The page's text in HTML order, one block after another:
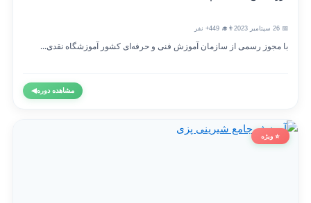
👨‍🎓 449+ نفر
با مجوز رسمی از سازمان آموزش فنی و حرفه‌ای کشور آموزشگاه نقدی...
مشاهده دوره◀
⭐ ویژه